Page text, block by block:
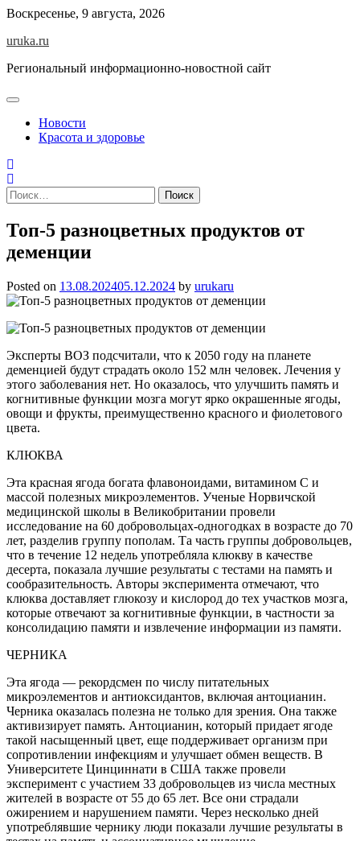
Skip
content
Воскресенье, 9 августа, 2026
uruka.ru
Региональный информационно-новостной сайт
Новости
Красота и здоровье
Найти:
Топ-5 разноцветных продуктов от
деменции
Posted on 13.08.202405.12.2024 by urukaru
Эксперты ВОЗ подсчитали, что к 2050 году на планете
деменцией будут страдать около 152 млн человек. Лечения у
этого заболевания нет. Но оказалось, что улучшить память и
когнитивные функции мозга могут ярко окрашенные ягоды,
овощи и фрукты, преимущественно красного и фиолетового
цвета.
КЛЮКВА
Эта красная ягода богата флавоноидами, витамином С и
массой полезных микроэлементов. Ученые Норвичской
медицинской школы в Великобритании провели
исследование на 60 добровольцах-одногодках в возрасте до 70
лет, разделив группу пополам. Та часть группы добровольцев,
что в течение 12 недель употребляла клюкву в качестве
десерта, показала лучшие результаты с тестами на память и
сообразительность. Авторы эксперимента отмечают, что
клюква доставляет глюкозу и кислород до тех участков мозга,
которые отвечают за когнитивные функции, в частности за
консолидацию памяти и извлечение информации из памяти.
ЧЕРНИКА
Эта ягода — рекордсмен по числу питательных
микроэлементов и антиоксидантов, включая антоцианин.
Черника оказалась полезна не только для зрения. Она также
активизирует память. Антоцианин, который придает ягоде
такой насыщенный цвет, еще поддерживает организм при
сопротивлении инфекциям и улучшает обмен веществ. В
Университете Цинциннати в США также провели
эксперимент с участием 33 добровольцев из числа местных
жителей в возрасте от 55 до 65 лет. Все они страдали
ожирением и нарушением памяти. Через несколько дней
употреблявшие чернику люди показали лучшие результаты в